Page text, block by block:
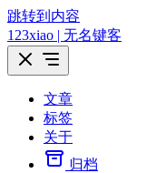
跳转到内容
123xiao | 无名键客
文章
标签
关于
归档